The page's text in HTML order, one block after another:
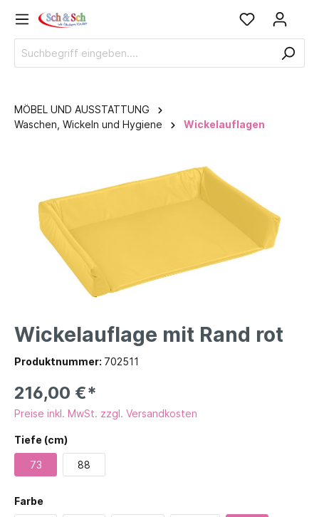
MÖBEL UND AUSSTATTUNG
Waschen, Wickeln und Hygiene
Wickelauflagen
Wickelauflage mit Rand rot
Produktnummer: 702511
216,00 €*
Preise inkl. MwSt. zzgl. Versandkosten
Tiefe (cm)
73 88
Farbe